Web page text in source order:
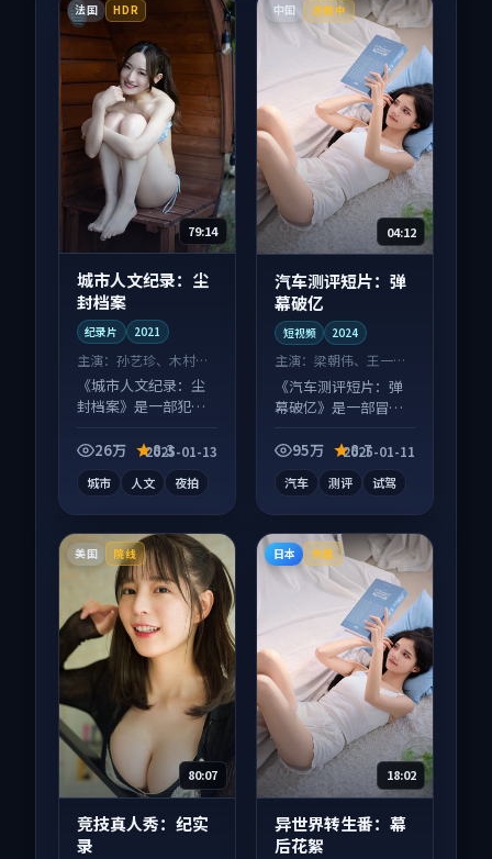
法国 HDR
79:14
城市人文纪录：尘
封档案
纪录片 2021
主演： 孙艺珍、木村拓
哉 等
《城市人文纪录：尘
封档案》是一部犯罪
质感在线，配乐与镜
26万 8.3
2025-01-13
城市 人文 夜拍
中国 连载中
04:12
汽车测评短片：弹
幕破亿
短视频 2024
主演：梁朝伟、王一博
等
《汽车测评短片：弹
幕破亿》是一部冒险
紧凑信息量大，适合
95万 8.7
2025-01-11
汽车 测评 试驾
美国 院线
80:07
竞技真人秀：纪实
录
日本 热播
18:02
异世界转生番：幕
后花絮